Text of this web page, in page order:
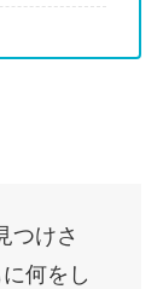
つけさ
何をし